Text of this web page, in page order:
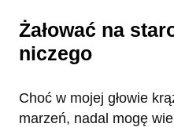
Żałować na
niczego
Choć w mojej głowie
marzeń, nadal mogę